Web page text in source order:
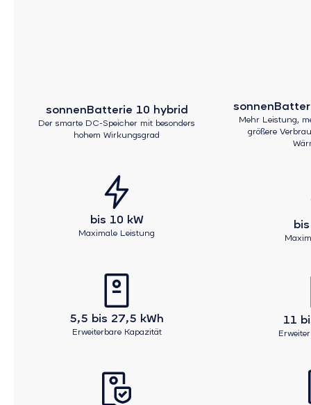
sonnenBatterie 10 hybrid
Der smarte DC-Speicher mit besonders
hohem Wirkungsgrad
bis 10 kW
Maximale Leistung
5,5 bis 27,5 kWh
Erweiterbare Kapazität
Mehr Leistung,
größere
11